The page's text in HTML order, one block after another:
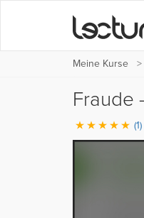
Meine Kurse
Fraude
(1)